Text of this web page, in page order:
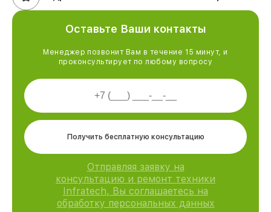
Оставьте Ваши контакты
Менеджер позвонит Вам в течение 15 минут, и
проконсультирует по любому вопросу
Получить бесплатную консультацию
Отправляя заявку на
консультацию и ремонт техники
Infratech, Вы соглашаетесь на
обработку персональных данных